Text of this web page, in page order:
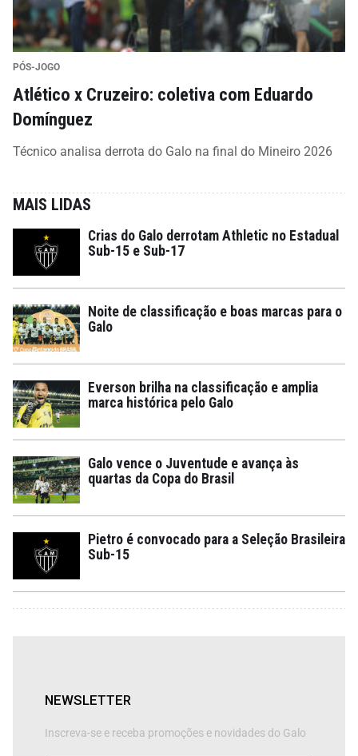
PÓS-JOGO
Atlético x Cruzeiro: coletiva com Eduardo
Domínguez
Técnico analisa derrota do Galo na final do Mineiro 2026
MAIS LIDAS
Crias do Galo derrotam Athletic no Estadual
Sub-15 e Sub-17
Noite de classificação e boas marcas para o
Galo
Everson brilha na classificação e amplia
marca histórica pelo Galo
Galo vence o Juventude e avança às
quartas da Copa do Brasil
Pietro é convocado para a Seleção Brasileira
Sub-15
NEWSLETTER
Inscreva-se e receba promoções e novidades do Galo